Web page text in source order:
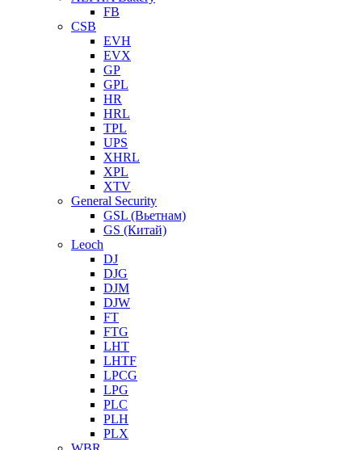
FB
CSB
EVH
EVX
GP
GPL
HR
HRL
TPL
UPS
XHRL
XPL
XTV
General Security
GSL (Вьетнам)
GS (Китай)
Leoch
DJ
DJG
DJM
DJW
FT
FTG
LHT
LHTF
LPCG
LPG
PLC
PLH
PLX